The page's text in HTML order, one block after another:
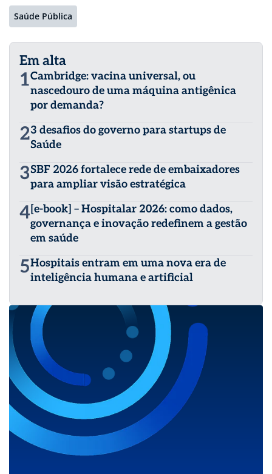
Saúde Pública
Em alta
1Cambridge: vacina universal, ou
nascedouro de uma máquina antigênica
por demanda?
23 desafios do governo para startups de
Saúde
3SBF 2026 fortalece rede de embaixadores
para ampliar visão estratégica
4[e-book] – Hospitalar 2026: como dados,
governança e inovação redefinem a gestão
em saúde
5Hospitais entram em uma nova era de
inteligência humana e artificial